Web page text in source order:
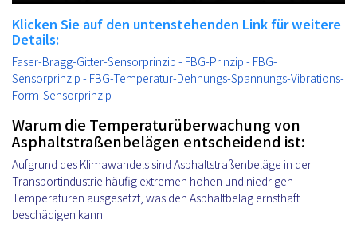
Klicken Sie auf den untenstehenden Link für weitere
Details:
Faser-Bragg-Gitter-Sensorprinzip - FBG-Prinzip - FBG-
Sensorprinzip - FBG-Temperatur-Dehnungs-Spannungs-Vibrations-
Form-Sensorprinzip
Warum die Temperaturüberwachung von
Asphaltstraßenbelägen entscheidend ist:
Aufgrund des Klimawandels sind Asphaltstraßenbeläge in der
Transportindustrie häufig extremen hohen und niedrigen
Temperaturen ausgesetzt, was den Asphaltbelag ernsthaft
beschädigen kann: